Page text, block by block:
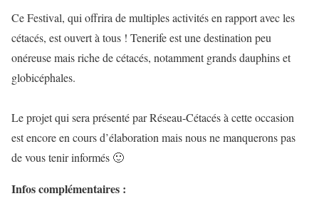
Ce Festival, qui offrira de multiples activités en rapport avec les
cétacés, est ouvert à tous ! Tenerife est une destination peu
onéreuse mais riche de cétacés, notamment grands dauphins et
globicéphales.
Le projet qui sera présenté par Réseau-Cétacés à cette occasion
est encore en cours d’élaboration mais nous ne manquerons pas
de vous tenir informés 🙂
Infos complémentaires :